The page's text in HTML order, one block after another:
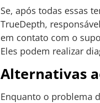
Se, após todas essas
TrueDepth,
em contato com o
Eles podem realizar
Alternativas
Enquanto o problema